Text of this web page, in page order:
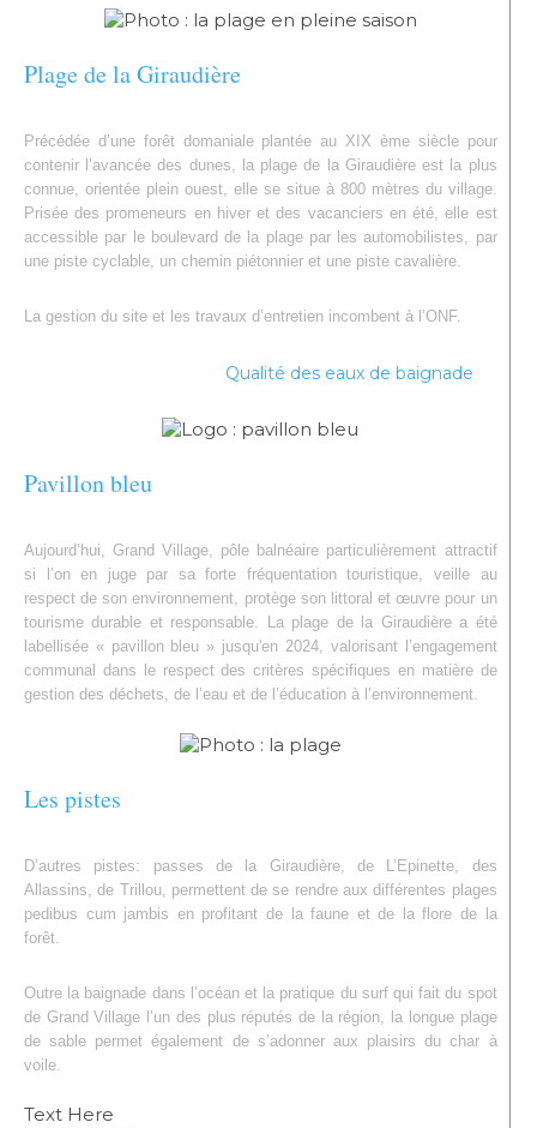
Plage de la Giraudière
Précédée d’une forêt domaniale plantée au XIX ème siècle pour
contenir l’avancée des dunes, la plage de la Giraudière est la plus
connue, orientée plein ouest, elle se situe à 800 mètres du village.
Prisée des promeneurs en hiver et des vacanciers en été, elle est
accessible par le boulevard de la plage par les automobilistes, par
une piste cyclable, un chemin piétonnier et une piste cavalière.
La gestion du site et les travaux d’entretien incombent à l’ONF.
Qualité des eaux de baignade
Pavillon bleu
Aujourd’hui, Grand Village, pôle balnéaire particulièrement attractif
si l’on en juge par sa forte fréquentation touristique, veille au
respect de son environnement, protège son littoral et œuvre pour un
tourisme durable et responsable. La plage de la Giraudière a été
labellisée « pavillon bleu » jusqu'en 2024, valorisant l’engagement
communal dans le respect des critères spécifiques en matière de
gestion des déchets, de l’eau et de l’éducation à l’environnement.
Les pistes
D’autres pistes: passes de la Giraudière, de L’Epinette, des
Allassins, de Trillou, permettent de se rendre aux différentes plages
pedibus cum jambis en profitant de la faune et de la flore de la
forêt.
Outre la baignade dans l’océan et la pratique du surf qui fait du spot
de Grand Village l’un des plus réputés de la région, la longue plage
de sable permet également de s’adonner aux plaisirs du char à
voile.
Text Here